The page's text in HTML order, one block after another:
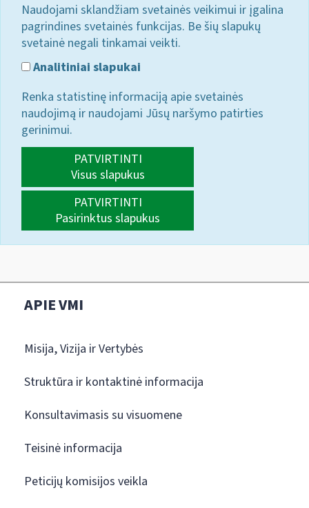
Naudojami sklandžiam svetainės veikimui ir įgalina
pagrindines svetainės funkcijas. Be šių slapukų
svetainė negali tinkamai veikti.
Analitiniai slapukai
Renka statistinę informaciją apie svetainės
naudojimą ir naudojami Jūsų naršymo patirties
gerinimui.
PATVIRTINTI
Visus slapukus
PATVIRTINTI
Pasirinktus slapukus
APIE VMI
Misija, Vizija ir Vertybės
Struktūra ir kontaktinė informacija
Konsultavimasis su visuomene
Teisinė informacija
Peticijų komisijos veikla